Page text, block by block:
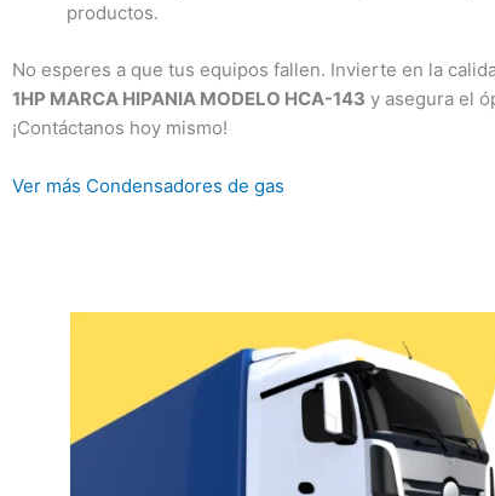
productos.
No esperes a que tus equipos fallen. Invierte en la
1HP MARCA HIPANIA MODELO HCA-143 y asegura el
¡Contáctanos hoy mismo!
Ver más Condensadores de gas